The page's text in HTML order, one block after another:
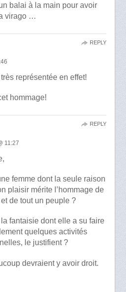
balai à la main pour avoir
virago …
représentée en effet!
hommage!
REPLY
11:27
femme dont la seule raison
plaisir mérite l’hommage de
de tout un peuple ?
fantaisie dont elle a su faire
quelques activités
le justifient ?
devraient y avoir droit.
REPLY